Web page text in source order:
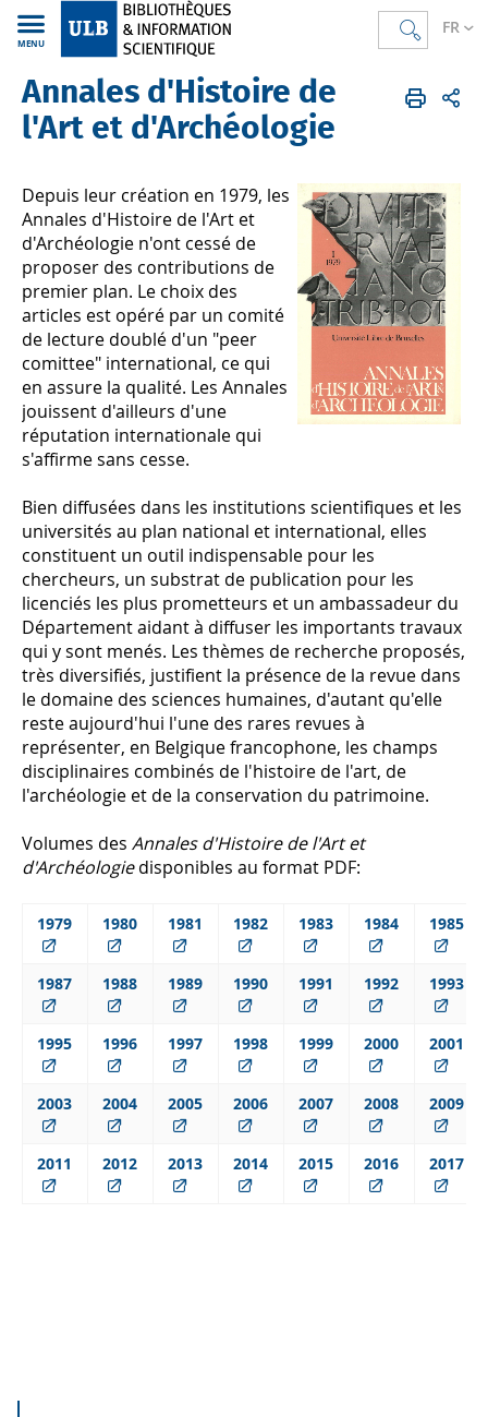
FR
MENU
Bibliothèques FR Trouver des documents
La Digithèque
Projets et collections spéciales
Périodiques numérisés
Annales d'Histoire de l'Art et d'Archéologie
Annales d'Histoire de
l'Art et d'Archéologie
Depuis leur création en 1979, les
Annales d'Histoire de l'Art et
d'Archéologie n'ont cessé de
proposer des contributions de
premier plan. Le choix des
articles est opéré par un comité
de lecture doublé d'un "peer
comittee" international, ce qui
en assure la qualité. Les Annales
jouissent d'ailleurs d'une
réputation internationale qui
s'affirme sans cesse.
Bien diffusées dans les institutions scientifiques et les
universités au plan national et international, elles
constituent un outil indispensable pour les
chercheurs, un substrat de publication pour les
licenciés les plus prometteurs et un ambassadeur du
Département aidant à diffuser les importants travaux
qui y sont menés. Les thèmes de recherche proposés,
très diversifiés, justifient la présence de la revue dans
le domaine des sciences humaines, d'autant qu'elle
reste aujourd'hui l'une des rares revues à
représenter, en Belgique francophone, les champs
disciplinaires combinés de l'histoire de l'art, de
l'archéologie et de la conservation du patrimoine.
Volumes des Annales d'Histoire de l'Art et
d'Archéologiedisponibles au format PDF:
1979 1980 1981 1982 1983 1984 1985
1987 1988 1989 1990 1991 1992 1993
1995 1996 1997 1998 1999 2000 2001
2003 2004 2005 2006 2007 2008 2009
2011 2012 2013 2014 2015 2016 2017